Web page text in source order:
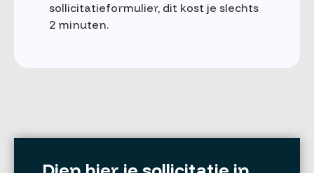
sollicitatieformulier, dit kost je slechts
2 minuten.